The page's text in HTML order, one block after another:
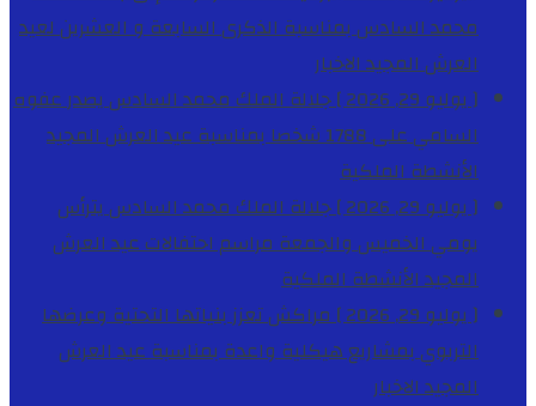
محمد السادس بمناسبة الذكرى السابعة و العشرين لعيد
العرش المجيدالاخبار
[ يوليو 29, 2026 ]
جلالة الملك محمد السادس يصدر عفوه
السامي على 1788 شخصا بمناسبة عيد العرش المجيد
الأنشطة الملكية
[ يوليو 29, 2026 ]
جلالة الملك محمد السادس يترأس
يومي الخميس والجمعة مراسم احتفالات عيد العرش
المجيدالأنشطة الملكية
[ يوليو 29, 2026 ]
مراكش تعزز بنياتها التحتية وعرضها
التربوي بمشاريع هيكلية واعدة بمناسبة عيد العرش
المجيدالاخبار